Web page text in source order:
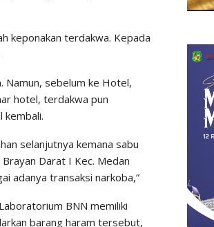
keponakan terdakwa. Kepada
Namun, sebelum ke Hotel,
hotel, terdakwa pun
kembali.
selanjutnya kemana sabu
Darat I Kec. Medan
adanya transaksi narkoba,”
BNN memiliki
barang haram tersebut,